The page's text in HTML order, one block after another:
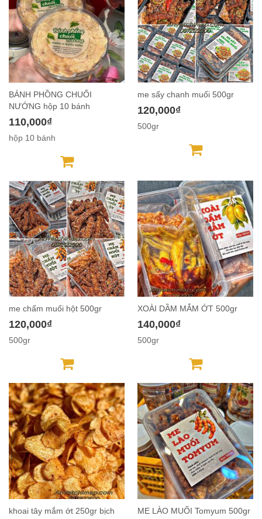
BÁNH PHỒNG CHUỐI
NƯỚNG hộp 10 bánh
110,000₫
hộp 10 bánh
me sấy chanh muối 500gr
120,000₫
500gr
me chấm muối hột 500gr
120,000₫
500gr
XOÀI DẦM MẮM ỚT 500gr
140,000₫
500gr
khoai tây mắm ớt 250gr bịch ME LÀO MUỐI Tomyum 500gr